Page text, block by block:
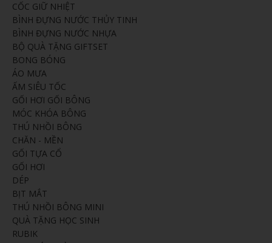
CỐC GIỮ NHIỆT
BÌNH ĐỰNG NƯỚC THỦY TINH
BÌNH ĐỰNG NƯỚC NHỰA
BỘ QUÀ TẶNG GIFTSET
BONG BÓNG
ÁO MƯA
ẤM SIÊU TỐC
GỐI HƠI GỐI BÔNG
MÓC KHÓA BÔNG
THÚ NHỒI BÔNG
CHĂN - MỀN
GỐI TỰA CỔ
GỐI HƠI
DÉP
BỊT MẮT
THÚ NHỒI BÔNG MINI
QUÀ TẶNG HỌC SINH
RUBIK